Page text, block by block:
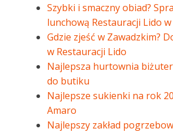
Szybki i smaczny obiad?
lunchową Restauracji Lido
Gdzie zjeść w Zawadzkim?
w Restauracji Lido
Najlepsza hurtownia
do butiku
Najlepsze sukienki na rok
Amaro
Najlepszy zakład